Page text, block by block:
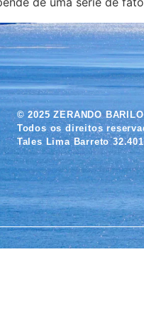
© 2025 ZERANDO
Todos os direitos
Tales Lima Barreto